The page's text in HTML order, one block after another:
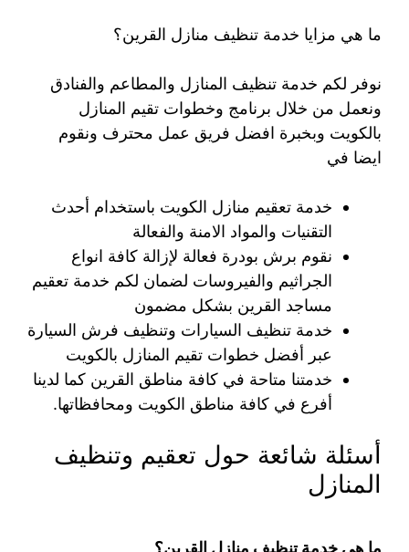
ما هي مزايا خدمة تنظيف منازل القرين؟
نوفر لكم خدمة تنظيف المنازل والمطاعم والفنادق
ونعمل من خلال برنامج وخطوات تقيم المنازل
بالكويت وبخبرة افضل فريق عمل محترف ونقوم
ايضا في
خدمة تعقيم منازل الكويت باستخدام أحدث
التقنيات والمواد الامنة والفعالة
نقوم برش بودرة فعالة لإزالة كافة انواع
الجراثيم والفيروسات لضمان لكم خدمة تعقيم
مساجد القرين بشكل مضمون
خدمة تنظيف السيارات وتنظيف فرش السيارة
عبر أفضل خطوات تقيم المنازل بالكويت
خدمتنا متاحة في كافة مناطق القرين كما لدينا
أفرع في كافة مناطق الكويت ومحافظاتها.
أسئلة شائعة حول تعقيم وتنظيف
المنازل
ما هي خدمة تنظيف منازل القرين؟